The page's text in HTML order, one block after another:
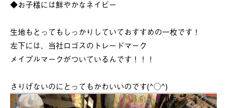
◆お子様には鮮やかなネイビー
生地もとってもしっかりしていておすすめの一枚です！
左下には、当社ロゴスのトレードマーク
メイプルマークがついているんです！！！
さりげないのにとってもかわいいのです(^○^)